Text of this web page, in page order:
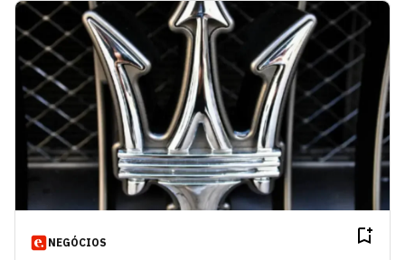
NEGÓCIOS